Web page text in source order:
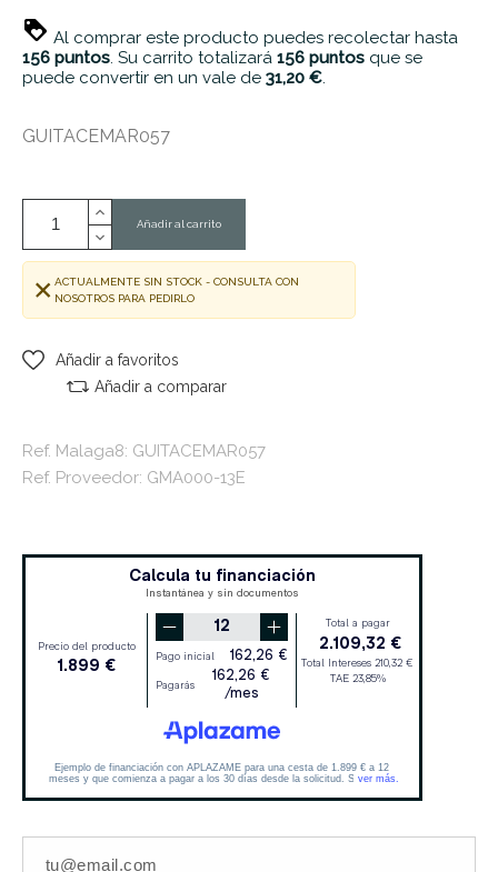
Al comprar este producto puedes recolectar hasta
156 puntos. Su carrito totalizará 156 puntos que se
puede convertir en un vale de 31,20 €.
GUITACEMAR057
Añadir al carrito
ACTUALMENTE SIN STOCK - CONSULTA CON
NOSOTROS PARA PEDIRLO
Añadir a favoritos
Añadir a comparar
Ref. Malaga8: GUITACEMAR057
Ref. Proveedor: GMA000-13E